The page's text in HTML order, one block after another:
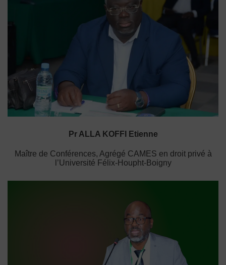
Pr ALLA KOFFI Etienne
Maître de Conférences, Agrégé CAMES en droit privé à
l’Université Félix-Houpht-Boigny